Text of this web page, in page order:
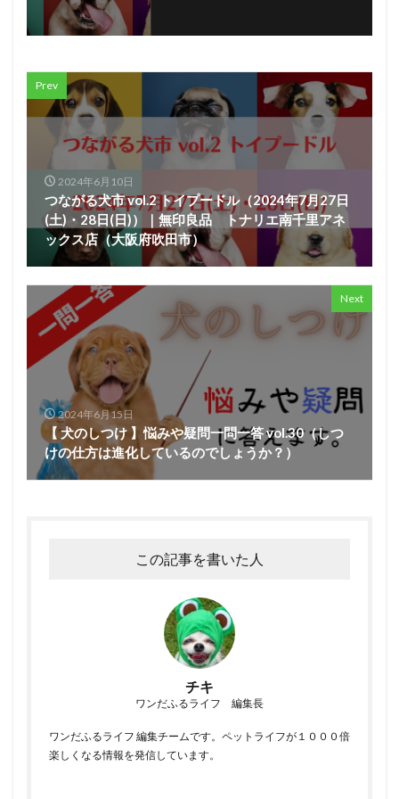
Prev
2024年6月10日
つながる犬市 vol.2 トイプードル（2024年7月27日
(土)・28日(日)）｜無印良品 トナリエ南千里アネ
ックス店（大阪府吹田市）
Next
2024年6月15日
【 犬のしつけ 】悩みや疑問一問一答 vol.30（しつ
けの仕方は進化しているのでしょうか？）
この記事を書いた人
チキ
ワンだふるライフ 編集長
ワンだふるライフ 編集チームです。ペットライフが１０００倍
楽しくなる情報を発信しています。